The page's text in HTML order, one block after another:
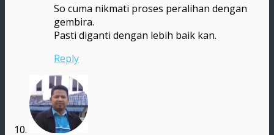
So cuma nikmati proses peralihan dengan
gembira.
Pasti diganti dengan lebih baik kan.
Reply